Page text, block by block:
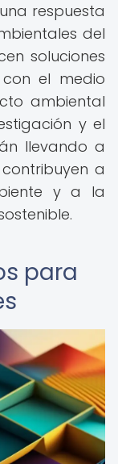
respuesta
del
soluciones
el medio
ambiental
y el
llevando a
a
y a la
para